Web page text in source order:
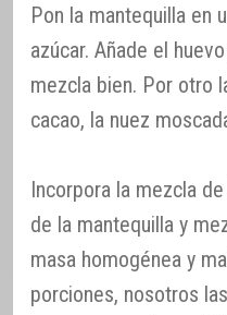
Pon la mantequilla en
azúcar. Añade el
mezcla bien. Por otro
cacao, la nuez
Incorpora la mezcla
de la mantequilla y
masa homogénea y
porciones, nosotros